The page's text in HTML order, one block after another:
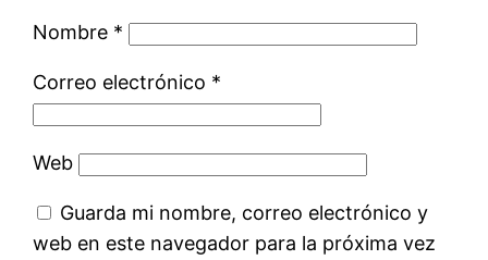
Nombre *
Correo electrónico *
Web
Guarda mi nombre, correo electrónico y
web en este navegador para la próxima vez